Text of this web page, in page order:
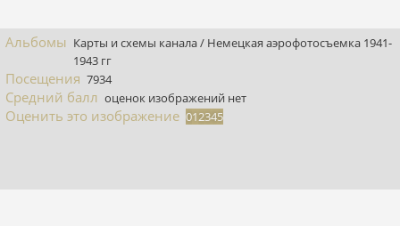
Альбомы Карты и схемы канала/ Немецкая аэрофотосъемка 1941-
1943 гг
Посещения 7934
Средний балл оценок изображений нет
Оценить это изображение